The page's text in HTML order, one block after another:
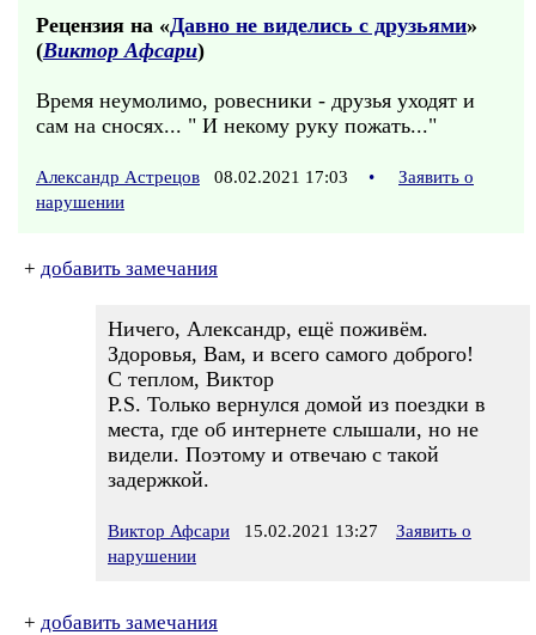
Рецензия на «Давно не виделись с друзьями»
(Виктор Афсари)
Время неумолимо, ровесники - друзья уходят и
сам на сносях... " И некому руку пожать..."
Александр Астрецов 08.02.2021 17:03 •
Заявить о
нарушении
+ добавить замечания
Ничего, Александр, ещё поживём.
Здоровья, Вам, и всего самого доброго!
С теплом, Виктор
P.S. Только вернулся домой из поездки в
места, где об интернете слышали, но не
видели. Поэтому и отвечаю с такой
задержкой.
Виктор Афсари 15.02.2021 13:27
Заявить о
нарушении
+ добавить замечания